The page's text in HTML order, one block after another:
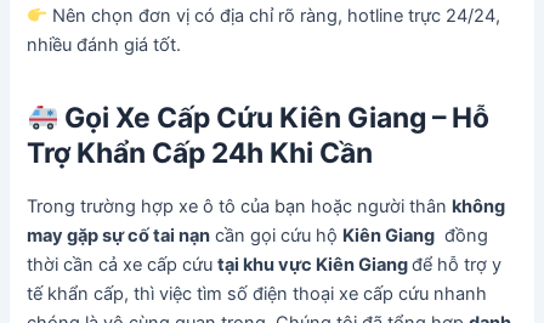
Nên chọn đơn vị có địa chỉ rõ ràng, hotline trực 24/24,
nhiều đánh giá tốt.
Gọi Xe Cấp Cứu Kiên Giang – Hỗ
Trợ Khẩn Cấp 24h Khi Cần
Trong trường hợp xe ô tô của bạn hoặc người thânkhông
may gặp sự cố tai nạn cần gọi cứu hộ Kiên Giang đồng
thời cần cả xe cấp cứutại khu vực Kiên Giangđể hỗ trợ y
tế khẩn cấp, thì việc tìm số điện thoại xe cấp cứu nhanh